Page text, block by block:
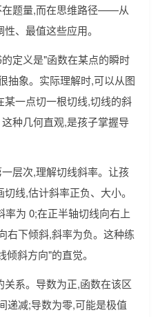
在题量,而在思维路径——从
、最值这些应用。
定义是"函数在某点的瞬时
抽象。实际理解时,可以从图
一点切一根切线,切线的斜
种几何直观,是孩子掌握导
层次,理解切线斜率。让孩
线,估计斜率正负、大小。
率为 0;在正半轴切线向右上
右下倾斜,斜率为负。这种练
斜方向"的直觉。
系。导数为正,函数在该区
递减;导数为零,可能是极值